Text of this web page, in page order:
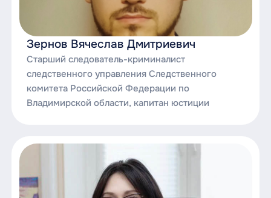
Зернов Вячеслав Дмитриевич
Старший следователь-криминалист
следственного управления Следственного
комитета Российской Федерации по
Владимирской области, капитан юстиции